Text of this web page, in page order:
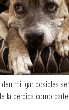
mitigar posibles
la pérdida como parte